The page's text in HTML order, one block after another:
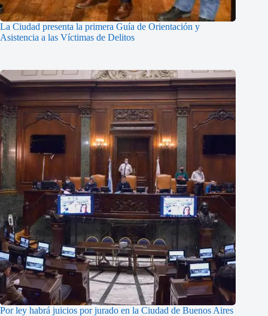
La Ciudad presenta la primera Guía de Orientación y
Asistencia a las Víctimas de Delitos
Por ley habrá juicios por jurado en la Ciudad de Buenos Aires